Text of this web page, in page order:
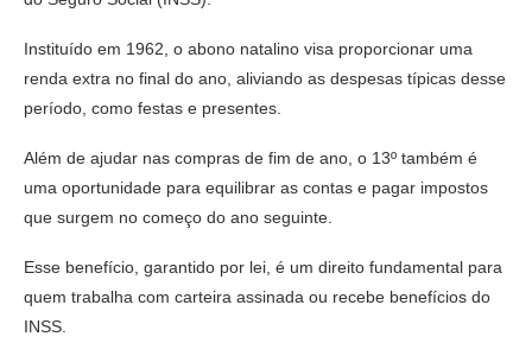
Instituído em 1962, o abono natalino visa proporcionar uma
renda extra no final do ano, aliviando as despesas típicas desse
período, como festas e presentes.
Além de ajudar nas compras de fim de ano, o 13º também é
uma oportunidade para equilibrar as contas e pagar impostos
que surgem no começo do ano seguinte.
Esse benefício, garantido por lei, é um direito fundamental para
quem trabalha com carteira assinada ou recebe benefícios do
INSS.